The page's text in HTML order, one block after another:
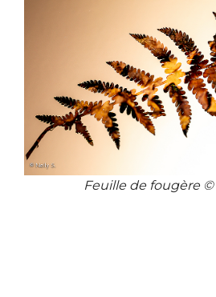
Feuille de fougère ©